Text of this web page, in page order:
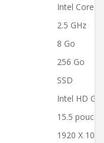
Intel Core
2.5 GHz
8 Go
256 Go
SSD
Intel HD
15.5 pouces
1920 X 1080